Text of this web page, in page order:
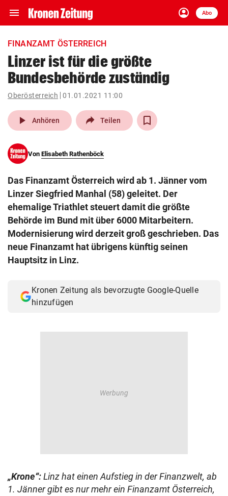
menu Navigation
ein-/ausklappen
account_circle
Anmelden
Abo
close Schließen
account_circle Anmelden
arrow_right
pin_drop
Wien arrow_right
search
eingeben
© Krone Multimedia GmbH & Co KG 2026
Muthgasse 2, 1190 Wien
FINANZAMT ÖSTERREICH
Linzer ist für die größte
Bundesbehörde zuständig
Oberösterreich 01.01.2021 11:00
play_arrow Anhören Teilen
Von Elisabeth Rathenböck
Das Finanzamt Österreich wird ab 1. Jänner vom
Linzer Siegfried Manhal (58) geleitet. Der
ehemalige Triathlet steuert damit die größte
Behörde im Bund mit über 6000 Mitarbeitern.
Modernisierung wird derzeit groß geschrieben. Das
neue Finanzamt hat übrigens künftig seinen
Hauptsitz in Linz.
Kronen Zeitung als bevorzugte Google-Quelle
hinzufügen
„Krone“:Linz hat einen Aufstieg in der Finanzwelt, ab
1. Jänner gibt es nur mehr ein Finanzamt Österreich,